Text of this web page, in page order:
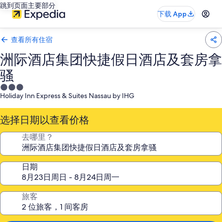
跳到页面主要部分
下载 App
查看所有住宿
洲际酒店集团快捷假日酒店及套房拿
骚
3.0
星
住
宿
Holiday Inn Express & Suites Nassau by IHG
选择日期以查看价格
去哪里？
日期
旅客